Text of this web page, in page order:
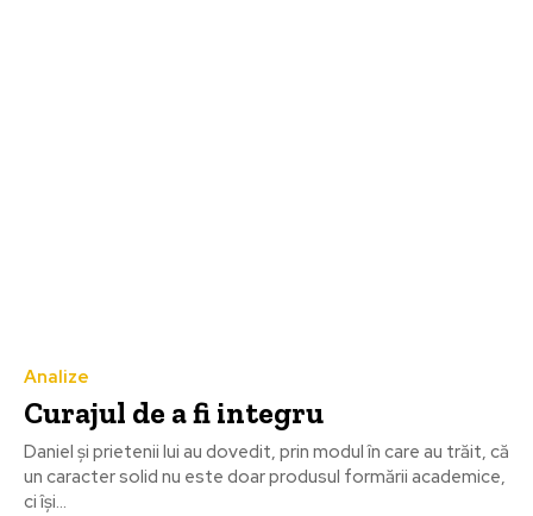
Analize
Curajul de a fi integru
Daniel și prietenii lui au dovedit, prin modul în care au trăit, că
un caracter solid nu este doar produsul formării academice,
ci își...